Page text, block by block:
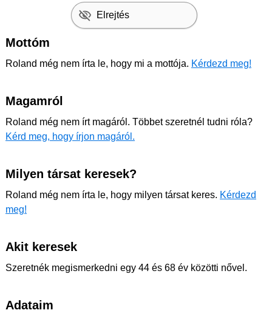
Elrejtés
Mottóm
Roland még nem írta le, hogy mi a mottója. Kérdezd meg!
Magamról
Roland még nem írt magáról. Többet szeretnél tudni róla?
Kérd meg, hogy írjon magáról.
Milyen társat keresek?
Roland még nem írta le, hogy milyen társat keres. Kérdezd
meg!
Akit keresek
Szeretnék megismerkedni egy 44 és 68 év közötti nővel.
Adataim